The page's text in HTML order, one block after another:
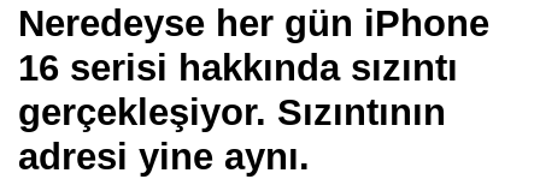
Neredeyse her gün iPhone
16 serisi hakkında sızıntı
gerçekleşiyor. Sızıntının
adresi yine aynı.